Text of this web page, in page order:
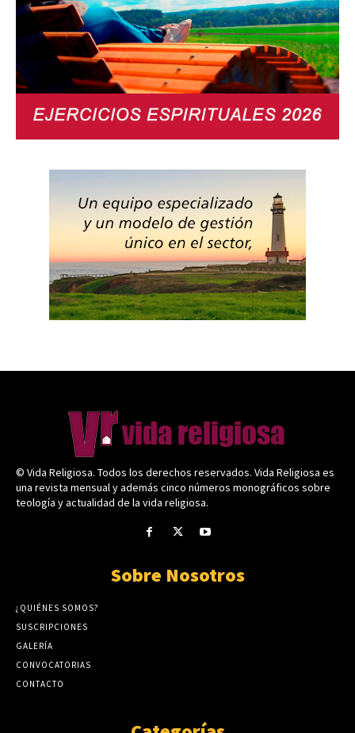
© Vida Religiosa. Todos los derechos reservados. Vida Religiosa es
una revista mensual y además cinco números monográficos sobre
teología y actualidad de la vida religiosa.
Sobre Nosotros
¿QUIÉNES SOMOS?
SUSCRIPCIONES
GALERÍA
CONVOCATORIAS
CONTACTO